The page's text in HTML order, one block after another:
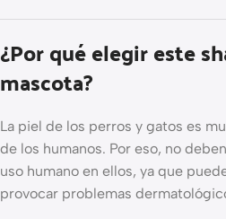
¿Por qué elegir este
mascota?
La piel de los perros y gatos es
de los humanos. Por eso, no
uso humano en ellos, ya que
provocar problemas